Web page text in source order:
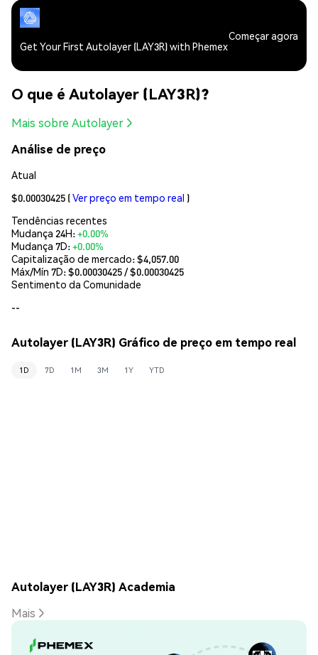
Get Your First Autolayer (LAY3R) with Phemex
Começar agora
O que é Autolayer (LAY3R)?
Mais sobre Autolayer
Análise de preço
Atual
$0.00030425 (Ver preço em tempo real )
Tendências recentes
Mudança 24H:+0.00%
Mudança 7D:+0.00%
Capitalização de mercado:$4,057.00
Máx/Mín 7D: $0.00030425/ $0.00030425
Sentimento da Comunidade
--
Autolayer (LAY3R) Gráfico de preço em tempo real
1D 7D 1M 3M 1Y YTD
Autolayer (LAY3R) Academia
Mais